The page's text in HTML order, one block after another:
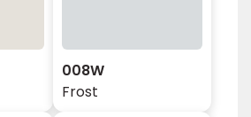
008W
Frost